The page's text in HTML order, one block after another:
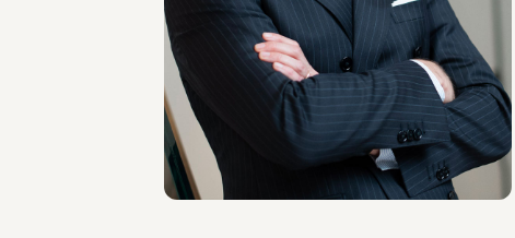
Raul - Angelo Papotti
Milano
Scopri il professionista